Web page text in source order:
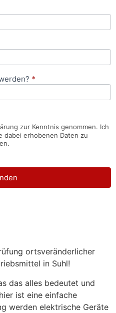
*
zur Kenntnis genommen. Ich
dabei erhobenen Daten zu
ortsveränderlicher
in Suhl!
das alles bedeutet und
ist eine einfache
werden elektrische Geräte